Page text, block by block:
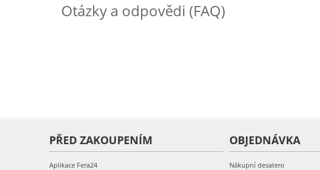
Otázky a odpovědi (FAQ)
PŘED ZAKOUPENÍM
Aplikace Fera24
OBJEDNÁVKA
Nákupní desatero